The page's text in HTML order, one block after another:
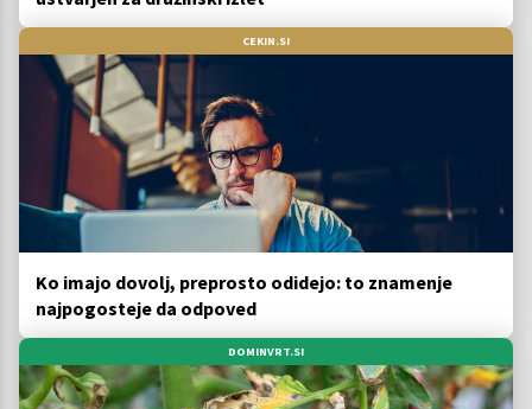
CEKIN.SI
Ko imajo dovolj, preprosto odidejo: to znamenje
najpogosteje da odpoved
DOMINVRT.SI